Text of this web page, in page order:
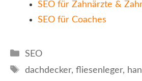
SEO für Zahnärzte &
SEO für Coaches
Kategorien
SEO
Schlagwörter
dachdecker, fliesenleger,